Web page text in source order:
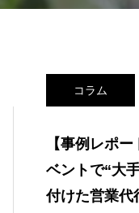
コラム
【事例レポ
ベントで“大
付けた営業代